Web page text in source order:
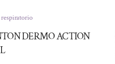
respiratorio
DERMO ACTION